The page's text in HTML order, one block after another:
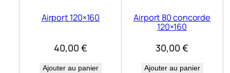
Airport 120×160
40,00 €
Ajouter au panier
Airport 80 concorde
120×160
30,00 €
Ajouter au panier